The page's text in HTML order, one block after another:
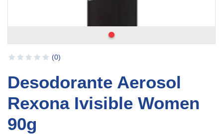
(0)
Desodorante Aerosol
Rexona Ivisible Women
90g